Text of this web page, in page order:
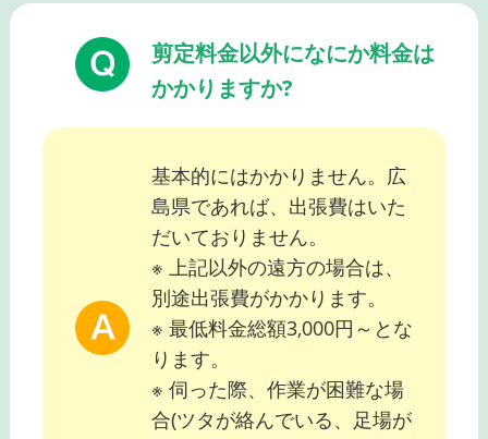
剪定料金以外になにか料金は
かかりますか?
基本的にはかかりません。広
島県であれば、出張費はいた
だいておりません。
※ 上記以外の遠方の場合は、
別途出張費がかかります。
※ 最低料金総額3,000円～とな
ります。
※ 伺った際、作業が困難な場
合(ツタが絡んでいる、足場が